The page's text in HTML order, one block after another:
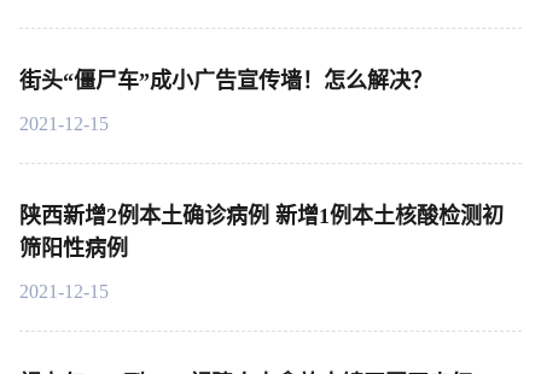
街头“僵尸车”成小广告宣传墙！怎么解决？
2021-12-15
陕西新增2例本土确诊病例 新增1例本土核酸检测初
筛阳性病例
2021-12-15